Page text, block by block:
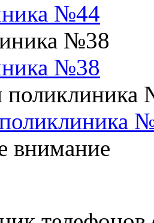
№44
№38
внимание